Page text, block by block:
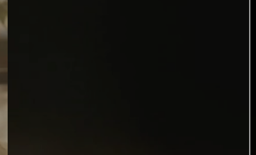
Met de